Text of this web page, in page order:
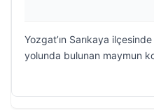
Yozgat’ın Sarıkaya
yolunda bulunan maymun